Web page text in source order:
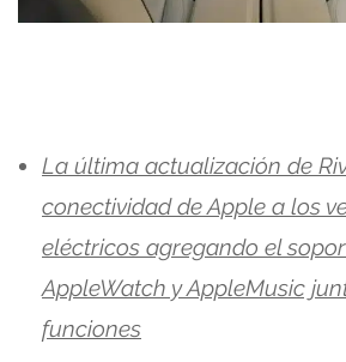
La última actualización de
conectividad de Apple a los
eléctricos agregando el
AppleWatch y AppleMusic
funciones